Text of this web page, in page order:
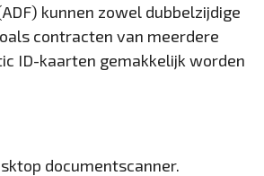
kunnen zowel dubbelzijdige
contracten van meerdere
ID-kaarten gemakkelijk worden
documentscanner.